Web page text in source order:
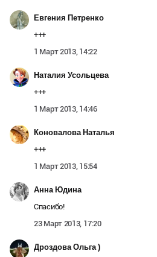
Евгения Петренко
+++
1 Март 2013, 14:22
Наталия Усольцева
+++
1 Март 2013, 14:46
Коновалова Наталья
+++
1 Март 2013, 15:54
Анна Юдина
Спасибо!
23 Март 2013, 17:20
Дроздова Ольга )